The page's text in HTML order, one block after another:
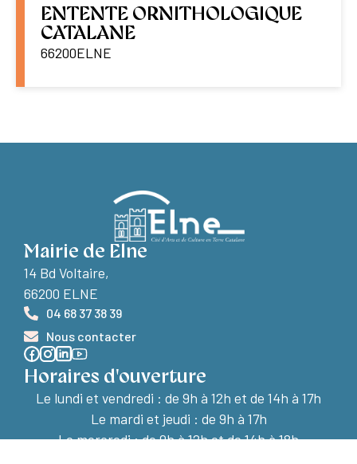
ENTENTE ORNITHOLOGIQUE
CATALANE
66200ELNE
Mairie de Elne
14 Bd Voltaire,
66200 ELNE
04 68 37 38 39
Nous contacter
Horaires d'ouverture
Le lundi et vendredi : de 9h à 12h et de 14h à 17h
Le mardi et jeudi : de 9h à 17h
Le mercredi : de 9h à 12h et de 14h à 18h